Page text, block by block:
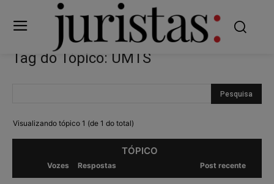
Tag do Tópico: UMTS
Visualizando tópico 1 (de 1 do total)
TÓPICO
Vozes Respostas Post recente